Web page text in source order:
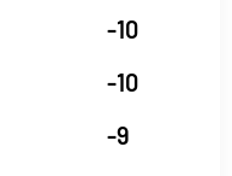
-10
-10
-9